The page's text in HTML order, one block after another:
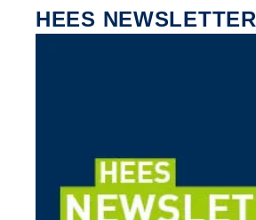
HEES NEWSLETTER